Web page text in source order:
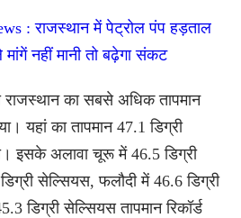
: राजस्थान में पेट्रोल पंप हड़ताल
नहीं मानी तो बढ़ेगा संकट
राजस्थान का सबसे अधिक तापमान
यहां का तापमान 47.1 डिग्री
इसके अलावा चूरू में 46.5 डिग्री
सेल्सियस, फलौदी में 46.6 डिग्री
डिग्री सेल्सियस तापमान रिकॉर्ड